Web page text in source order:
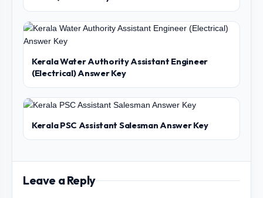
Kerala Water Authority Assistant Engineer
(Electrical) Answer Key
Kerala PSC Assistant Salesman Answer Key
Leave a Reply